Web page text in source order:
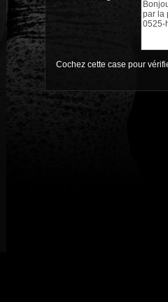
Cochez cette case pour